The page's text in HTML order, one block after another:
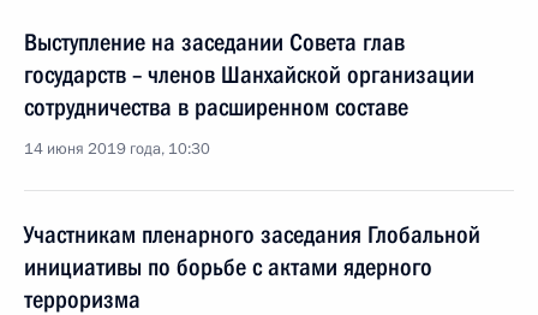
Выступление на заседании Совета глав
государств – членов Шанхайской организации
сотрудничества в расширенном составе
14 июня 2019 года, 10:30
Участникам пленарного заседания Глобальной
инициативы по борьбе с актами ядерного
терроризма